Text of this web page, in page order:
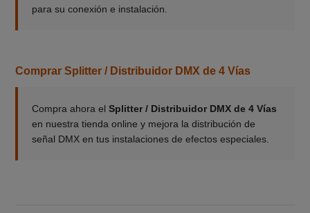
para su conexión e instalación.
Comprar Splitter / Distribuidor DMX de 4 Vías
Compra ahora el Splitter / Distribuidor DMX de 4 Vías
en nuestra tienda online y mejora la distribución de
señal DMX en tus instalaciones de efectos especiales.